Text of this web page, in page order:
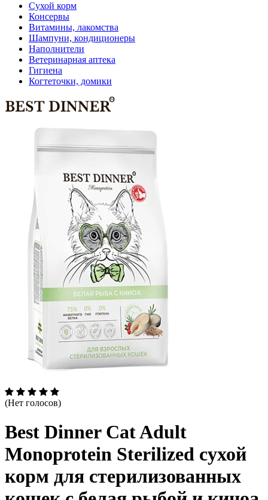
Сухой корм
Консервы
Витамины, лакомства
Шампуни, кондиционеры
Наполнители
Ветеринарная аптека
Гигиена
Когтеточки, домики
(Нет голосов)
Best Dinner Cat Adult
Monoprotein Sterilized сухой
корм для стерилизованных